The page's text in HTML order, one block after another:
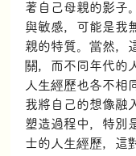
著自己母親的影子
與敏感，可能是我
親的特質。當然，
關，而不同年代的
人生經歷也各不相
我將自己的想像融
塑造過程中，特別
士的人生經歷，這